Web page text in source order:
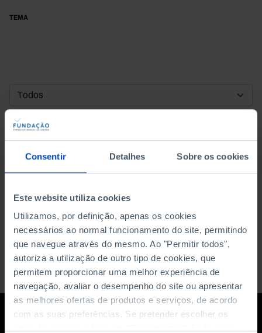
Consentir Detalhes Sobre os cookies
Este website utiliza cookies
Utilizamos, por definição, apenas os cookies
necessários ao normal funcionamento do site, permitindo
que navegue através do mesmo. Ao "Permitir todos",
autoriza a utilização de outro tipo de cookies, que
permitem proporcionar uma melhor experiência de
navegação, avaliar o desempenho do site ou apresentar
as melhores ofertas de produtos e serviços, de acordo
com as suas preferências. Se pretender escolher os
TEMA
DATA DE INÍCIO
DATA DE FIM